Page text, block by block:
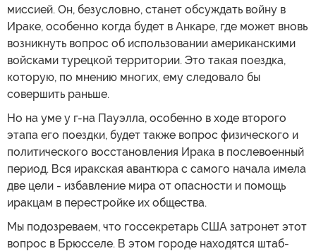
миссией. Он, безусловно, станет обсуждать войну в
Ираке, особенно когда будет в Анкаре, где может вновь
возникнуть вопрос об использовании американскими
войсками турецкой территории. Это такая поездка,
которую, по мнению многих, ему следовало бы
совершить раньше.
Но на уме у г-на Пауэлла, особенно в ходе второго
этапа его поездки, будет также вопрос физического и
политического восстановления Ирака в послевоенный
период. Вся иракская авантюра с самого начала имела
две цели - избавление мира от опасности и помощь
иракцам в перестройке их общества.
Мы подозреваем, что госсекретарь США затронет этот
вопрос в Брюсселе. В этом городе находятся штаб-